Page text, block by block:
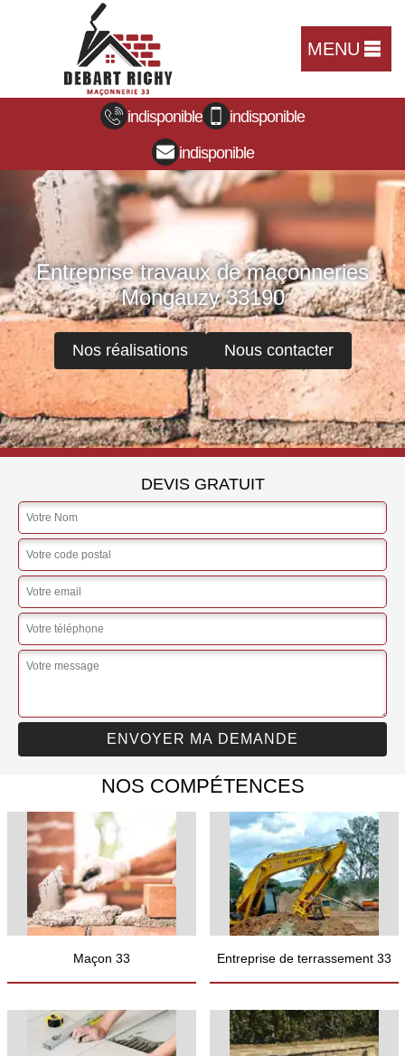
MENU
indisponible
indisponible
indisponible
Entreprise travaux de maçonneries
Mongauzy 33190
Nos réalisations Nous contacter
DEVIS GRATUIT
NOS COMPÉTENCES
Maçon 33 Entreprise de terrassement 33